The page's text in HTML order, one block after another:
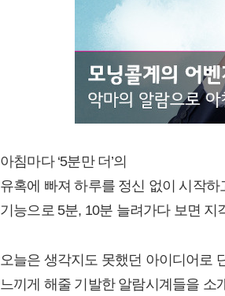
아침마다 ‘5분만 더’의
유혹에 빠져 하루를 정신 없이 시작
기능으로 5분, 10분 늘려가다 보면 지
오늘은 생각지도 못했던 아이디어로
느끼게 해줄 기발한 알람시계들을 소